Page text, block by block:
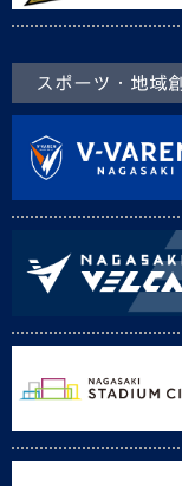
スポーツ・地域